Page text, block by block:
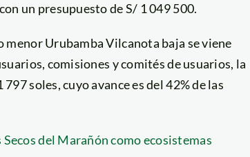
un presupuesto de S/ 1 049 500.
Urubamba Vilcanota baja se viene
comisiones y comités de usuarios, la
soles, cuyo avance es del 42% de las
del Marañón como ecosistemas